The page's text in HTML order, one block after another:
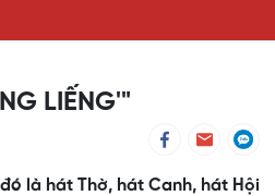
LIẾNG'"
là hát Thờ, hát Canh, hát Hội